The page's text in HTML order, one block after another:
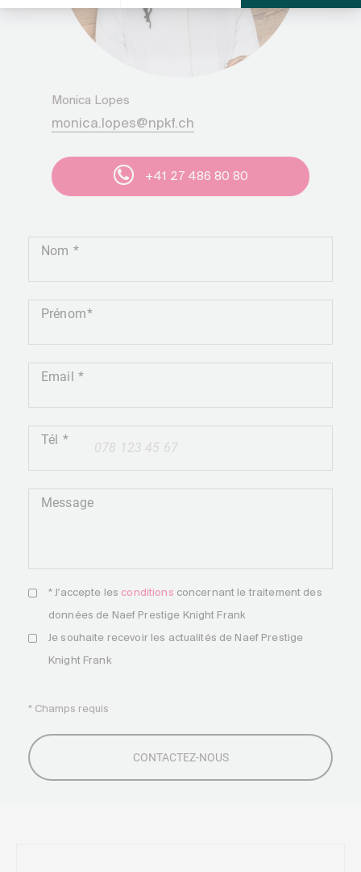
Monica Lopes
monica.lopes@npkf.ch
+41 27 486 80 80
Nom
Prénom
Email
+41
Tél
Message
* J'accepte les conditions concernant le traitement des
données de Naef Prestige Knight Frank
Je souhaite recevoir les actualités de Naef Prestige
Knight Frank
* Champs requis